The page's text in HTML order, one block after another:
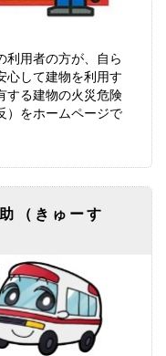
利用者の方が、自ら
心して建物を利用す
する建物の火災危険
）をホームページで
（きゅーす